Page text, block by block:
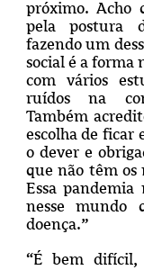
próximo. Acho
pela postura
fazendo um
social é a forma
com vários
ruídos na
Também
escolha de ficar
o dever e
que não têm os
Essa pandemia
nesse mundo
doença.”
“É bem difícil,